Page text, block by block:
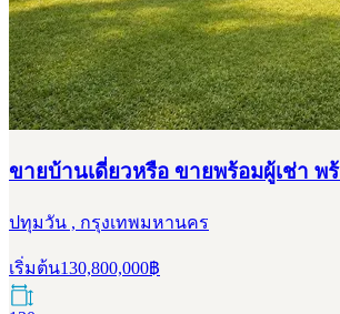
ขายบ้านเดี่ยวหรือ ขายพร้อมผู้เช่า
ปทุมวัน , กรุงเทพมหานคร
เริ่มต้น130,800,000฿